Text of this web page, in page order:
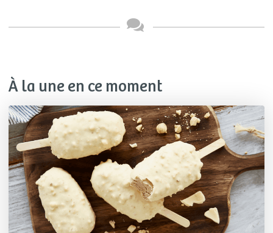
À la une en ce moment